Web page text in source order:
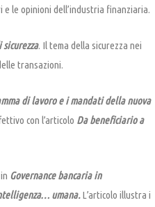
le opinioni dell’industria finanziaria.
. Il tema della sicurezza nei
transazioni.
di lavoro e i mandati della nuova
con l’articolo Da beneficiario a
in Governance bancaria in
umana.L’articolo illustra i